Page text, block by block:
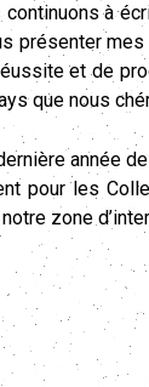
continuons à
présenter
et de
que nous
année
pour les
zone